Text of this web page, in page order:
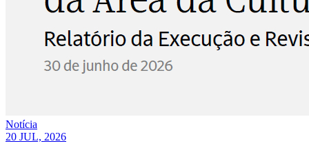
Notícia
20 JUL, 2026